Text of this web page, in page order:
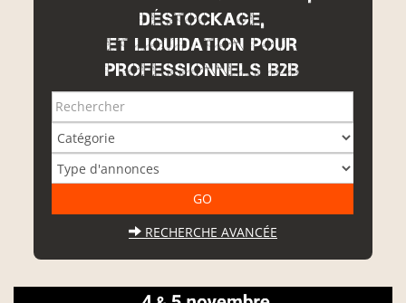
DÉSTOCKAGE,
ET LIQUIDATION POUR
PROFESSIONNELS B2B
RECHERCHE AVANCÉE